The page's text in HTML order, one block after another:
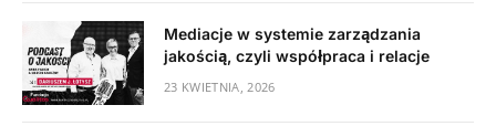
Mediacje w systemie zarządzania
jakością, czyli współpraca i relacje
23 KWIETNIA, 2026